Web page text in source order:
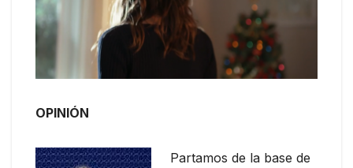
OPINIÓN
Partamos de la base de